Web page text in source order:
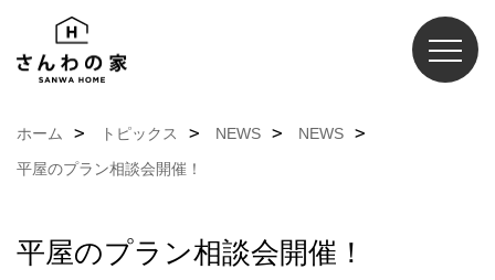
ホーム トピックス NEWS
NEWS
平屋のプラン相談会開催！
平屋のプラン相談会開催！